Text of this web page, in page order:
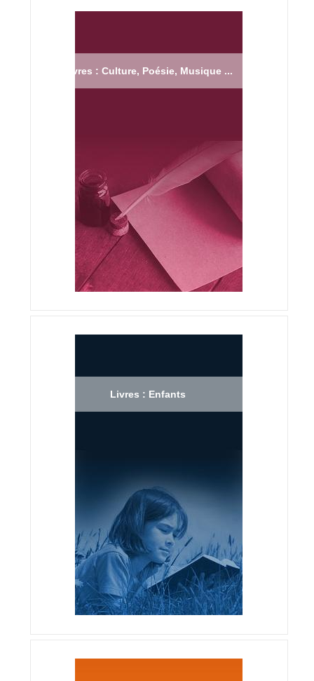
Livres : Culture, Poésie, Musique ...
Livres : Enfants